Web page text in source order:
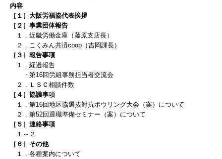
内容
［１］大阪労福協代表挨拶
［２］事業団体報告
１．近畿労働金庫 （藤原支店長）
２．こくみん共済coop（吉岡課長）
［３］報告事項
１．経過報告
・第16回労組事務担当者交流会
２．ＬＳＣ相談件数
［４］協議事項
１． 第16回地区協選抜対抗ボウリング大会（案）について
２．第52回退職準備セミナー（案）について
［５］連絡事項
１～２
［６］その他
１．各種案内について